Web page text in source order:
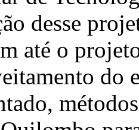
desse
até o
do